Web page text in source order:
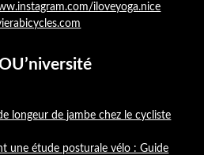
iloveyoga.nice
longeur de jambe chez le cycliste
une étude posturale vélo : Guide